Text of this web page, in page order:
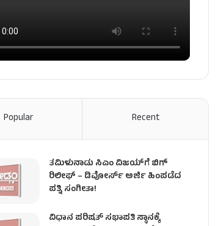
Popular Recent
ತಮಿಳುನಾಡು ಸಿಎಂ ವಿಜಯ್‌ಗೆ ಬಿಗ್
ರಿಲೀಫ್ – ಡಿವೋರ್ಸ್ ಅರ್ಜಿ ಹಿಂಪಡೆದ
ಪತ್ನಿ ಸಂಗೀತಾ!
ವಿಧಾನ ಪರಿಷತ್ ಸಭಾಪತಿ ಸ್ಥಾನಕ್ಕೆ